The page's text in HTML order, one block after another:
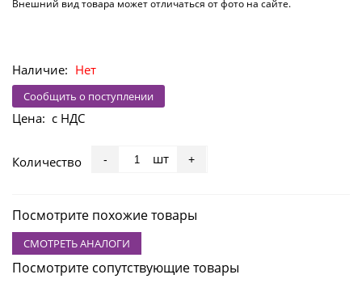
Внешний вид товара может отличаться от фото на сайте.
Наличие: Нет
Сообщить о поступлении
Цена: с НДС
Количество - шт +
Посмотрите похожие товары
СМОТРЕТЬ АНАЛОГИ
Посмотрите сопутствующие товары